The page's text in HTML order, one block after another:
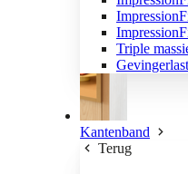
Triple
Kantenband
Terug